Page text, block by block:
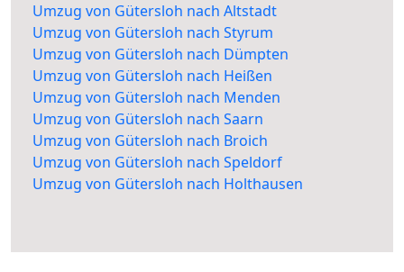
Umzug von Gütersloh nach Altstadt
Umzug von Gütersloh nach Styrum
Umzug von Gütersloh nach Dümpten
Umzug von Gütersloh nach Heißen
Umzug von Gütersloh nach Menden
Umzug von Gütersloh nach Saarn
Umzug von Gütersloh nach Broich
Umzug von Gütersloh nach Speldorf
Umzug von Gütersloh nach Holthausen